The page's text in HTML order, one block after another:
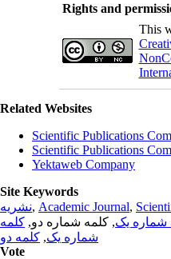
Rights and
This
Related Websites
Scientific Publications
Scientific Publications
Yektaweb Company
Site Keywords
نشریه, Academic Journal,
شماره یک, کلمه شماره دو, کلمه
شماره یک, کلمه دو
Vote